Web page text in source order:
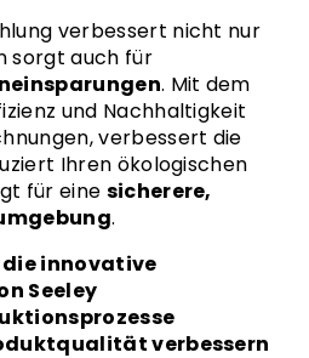
verbessert nicht nur
sorgt auch für
. Mit dem
und Nachhaltigkeit
verbessert die
Ihren ökologischen
für eine sicherere,
.
die innovative
Seeley
verbessern